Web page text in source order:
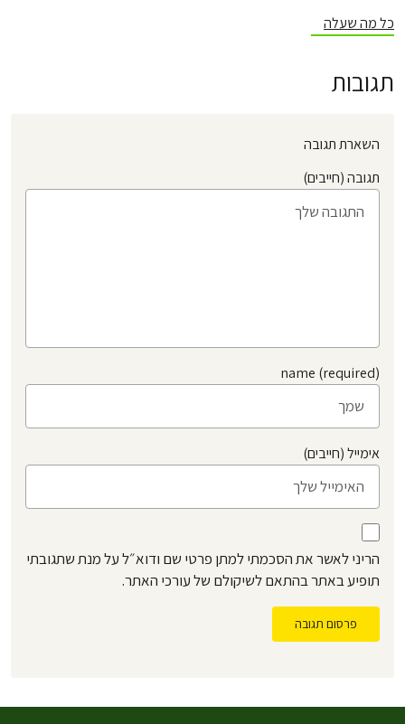
כל מה שעלה
תגובות
השארת תגובה
תגובה (חייבים)
name (required)
אימייל (חייבים)
הריני לאשר את הסכמתי למתן פרטי שם ודוא״ל על מנת שתגובתי
תופיע באתר בהתאם לשיקולם של עורכי האתר.
פרסום תגובה